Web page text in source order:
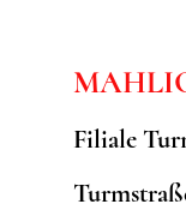
Filiale